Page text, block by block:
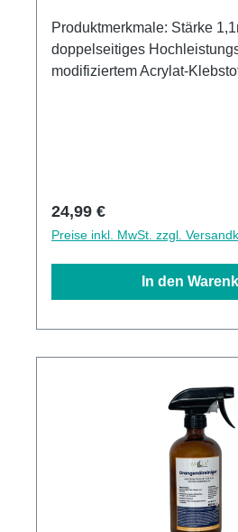
Produktmerkmale: Stärke 1,1mm dick
doppelseitiges
modifiziertem Acrylat-Klebstoff Zur
Regulärer Preis:
24,99 €
Preise inkl. MwSt. zzgl.
In den